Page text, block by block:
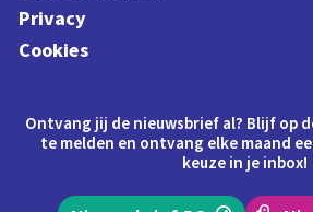
Privacy
Cookies
Ontvang jij de nieuwsbrief al? Blijf op
te melden en ontvang elke maand
keuze in je inbox!